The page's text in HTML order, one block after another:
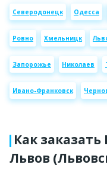
Северодонецк Одесса
Ровно Хмельницк
Запорожье Николаев
Ивано-Франковск
Как
Львов